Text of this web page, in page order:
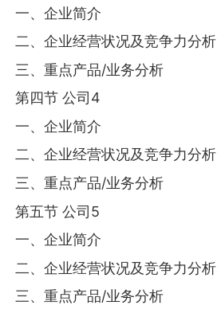
一、企业简介
二、企业经营状况及竞争力分析
三、重点产品/业务分析
第四节 公司4
一、企业简介
二、企业经营状况及竞争力分析
三、重点产品/业务分析
第五节 公司5
一、企业简介
二、企业经营状况及竞争力分析
三、重点产品/业务分析